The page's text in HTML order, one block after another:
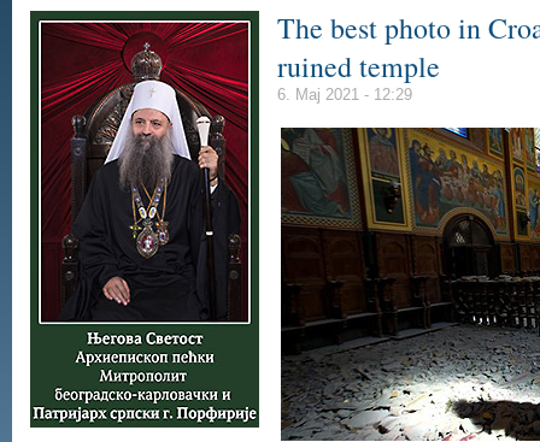
The best photo in
ruined temple
6. Мај 2021 - 12:29